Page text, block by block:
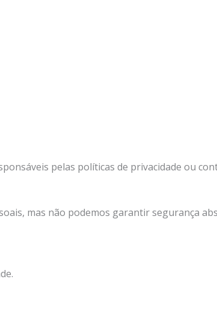
pelas políticas de privacidade ou
mas não podemos garantir segurança